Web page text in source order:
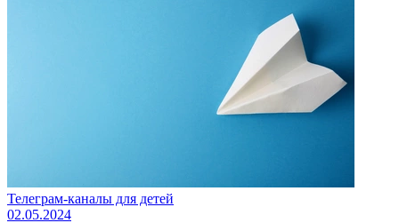
Телеграм-каналы для детей
02.05.2024